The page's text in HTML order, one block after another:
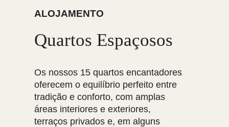
ALOJAMENTO
Quartos Espaçosos
Os nossos 15 quartos encantadores
oferecem o equilíbrio perfeito entre
tradição e conforto, com amplas
áreas interiores e exteriores,
terraços privados e, em alguns